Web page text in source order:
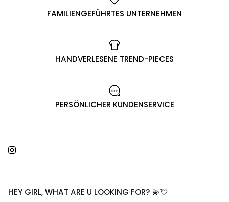
FAMILIENGEFÜHRTES UNTERNEHMEN
HANDVERLESENE TREND-PIECES
PERSÖNLICHER KUNDENSERVICE
Instagram
HEY GIRL, WHAT ARE U LOOKING FOR? 💫💘